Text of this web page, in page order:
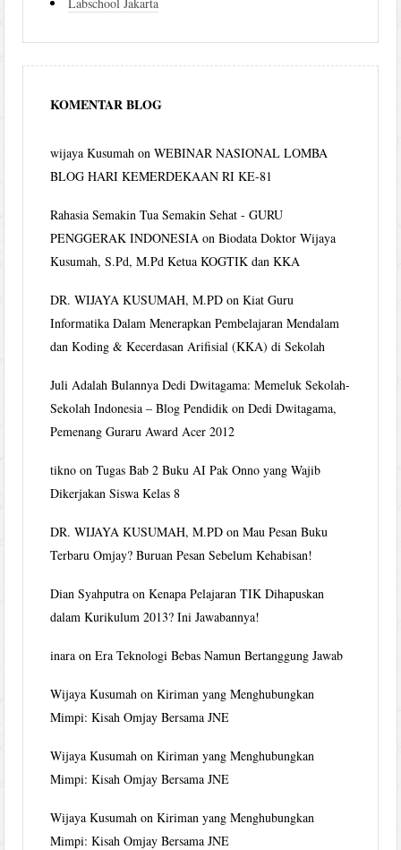
KOMENTAR BLOG
wijaya Kusumah onWEBINAR NASIONAL LOMBA
BLOG HARI KEMERDEKAAN RI KE-81
Rahasia Semakin Tua Semakin Sehat - GURU
PENGGERAK INDONESIA onBiodata Doktor Wijaya
Kusumah, S.Pd, M.Pd Ketua KOGTIK dan KKA
DR. WIJAYA KUSUMAH, M.PD onKiat Guru
Informatika Dalam Menerapkan Pembelajaran Mendalam
dan Koding & Kecerdasan Arifisial (KKA) di Sekolah
Juli Adalah Bulannya Dedi Dwitagama: Memeluk Sekolah-
Sekolah Indonesia – Blog Pendidik onDedi Dwitagama,
Pemenang Guraru Award Acer 2012
tikno onTugas Bab 2 Buku AI Pak Onno yang Wajib
Dikerjakan Siswa Kelas 8
DR. WIJAYA KUSUMAH, M.PD onMau Pesan Buku
Terbaru Omjay? Buruan Pesan Sebelum Kehabisan!
Dian Syahputra onKenapa Pelajaran TIK Dihapuskan
dalam Kurikulum 2013? Ini Jawabannya!
inara onEra Teknologi Bebas Namun Bertanggung Jawab
Wijaya Kusumah onKiriman yang Menghubungkan
Mimpi: Kisah Omjay Bersama JNE
Wijaya Kusumah onKiriman yang Menghubungkan
Mimpi: Kisah Omjay Bersama JNE
Wijaya Kusumah onKiriman yang Menghubungkan
Mimpi: Kisah Omjay Bersama JNE